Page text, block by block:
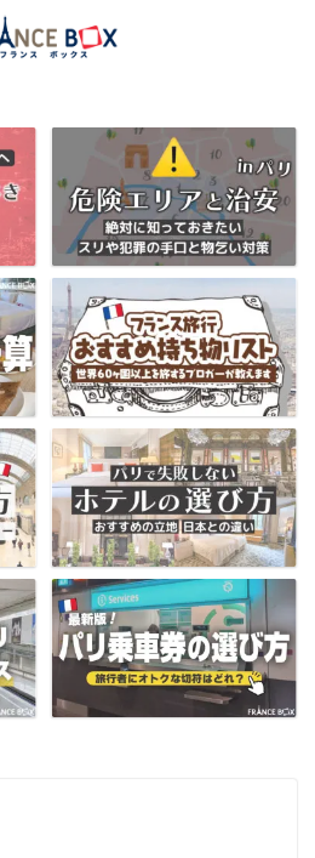
ンス割引クーポンはコチラ